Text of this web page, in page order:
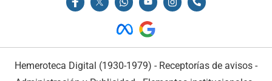
Hemeroteca Digital (1930-1979) - Receptorías de avisos -